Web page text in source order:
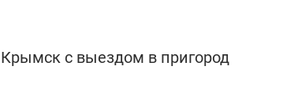
с выездом в пригород